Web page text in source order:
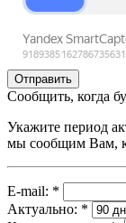
Сообщить, когда
Укажите период
мы сообщим Вам,
E-mail: *
Актуально: *